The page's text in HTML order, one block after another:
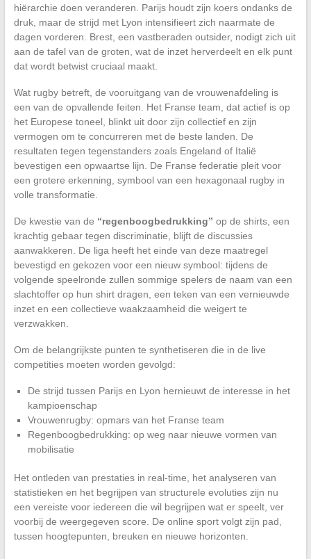
hiërarchie doen veranderen. Parijs houdt zijn koers ondanks de
druk, maar de strijd met Lyon intensifieert zich naarmate de
dagen vorderen. Brest, een vastberaden outsider, nodigt zich uit
aan de tafel van de groten, wat de inzet herverdeelt en elk punt
dat wordt betwist cruciaal maakt.
Wat rugby betreft, de vooruitgang van de vrouwenafdeling is
een van de opvallende feiten. Het Franse team, dat actief is op
het Europese toneel, blinkt uit door zijn collectief en zijn
vermogen om te concurreren met de beste landen. De
resultaten tegen tegenstanders zoals Engeland of Italië
bevestigen een opwaartse lijn. De Franse federatie pleit voor
een grotere erkenning, symbool van een hexagonaal rugby in
volle transformatie.
De kwestie van de “regenboogbedrukking” op de shirts, een
krachtig gebaar tegen discriminatie, blijft de discussies
aanwakkeren. De liga heeft het einde van deze maatregel
bevestigd en gekozen voor een nieuw symbool: tijdens de
volgende speelronde zullen sommige spelers de naam van een
slachtoffer op hun shirt dragen, een teken van een vernieuwde
inzet en een collectieve waakzaamheid die weigert te
verzwakken.
Om de belangrijkste punten te synthetiseren die in de live
competities moeten worden gevolgd:
De strijd tussen Parijs en Lyon hernieuwt de interesse in het
kampioenschap
Vrouwenrugby: opmars van het Franse team
Regenboogbedrukking: op weg naar nieuwe vormen van
mobilisatie
Het ontleden van prestaties in real-time, het analyseren van
statistieken en het begrijpen van structurele evoluties zijn nu
een vereiste voor iedereen die wil begrijpen wat er speelt, ver
voorbij de weergegeven score. De online sport volgt zijn pad,
tussen hoogtepunten, breuken en nieuwe horizonten.